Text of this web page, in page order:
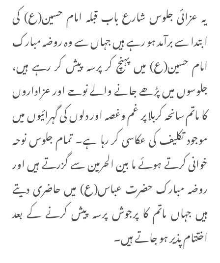
یہ عزائی جلوس شارع باب قبلہ امام حسین(ع) کی
ابتدا سے برآمد ہو رہے ہیں جہاں سے وہ روضہ مبارک
امام حسین(ع) میں پہنچ کر پرسہ پیش کر رہے ہیں،
جلوسوں میں پڑھے جانے والے نوحے اور عزاداروں
کا ماتم سانحہ کربلا پر غم وغصہ اور دلوں کی گہرائیوں میں
موجود تکلیف کی عکاسی کر رہا ہے۔ تمام جلوس نوحہ
خوانی کرتے ہوئے ما بین الحرمین سے گزرتے ہیں اور
روضہ مبارک حضرت عباس(ع) میں حاضری دیتے
ہیں جہاں ماتم کا پرجوش پرسہ پیش کرنے کے بعد
اختتام پذیر ہو جاتے ہیں۔